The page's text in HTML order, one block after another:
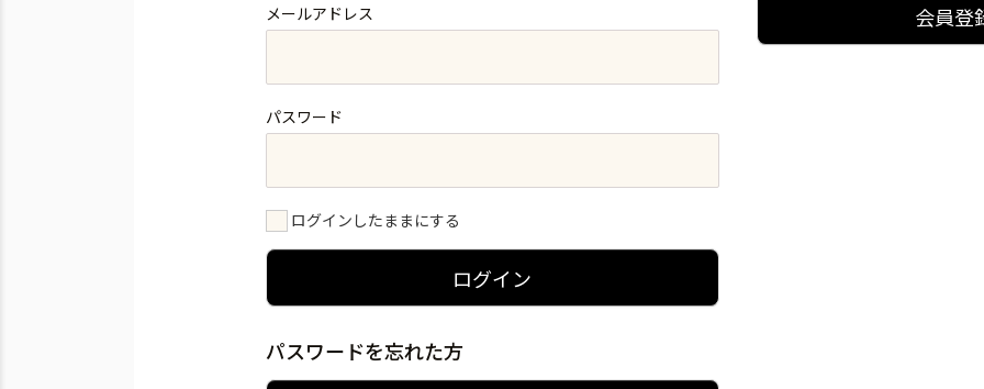
メールアドレス
パスワード
ログインしたままにする
ログイン
パスワードを忘れた方
会員登